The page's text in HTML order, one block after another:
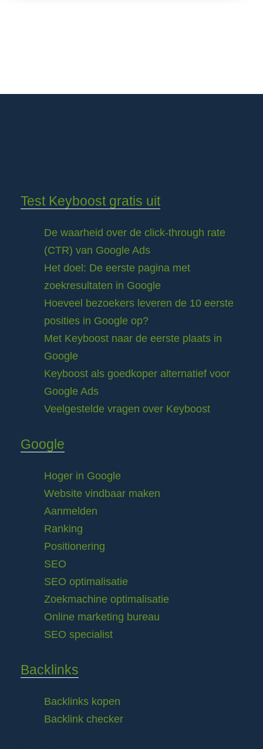
Test Keyboost gratis uit
De waarheid over de click-through rate
(CTR) van Google Ads
Het doel: De eerste pagina met
zoekresultaten in Google
Hoeveel bezoekers leveren de 10 eerste
posities in Google op?
Met Keyboost naar de eerste plaats in
Google
Keyboost als goedkoper alternatief voor
Google Ads
Veelgestelde vragen over Keyboost
Google
Hoger in Google
Website vindbaar maken
Aanmelden
Ranking
Positionering
SEO
SEO optimalisatie
Zoekmachine optimalisatie
Online marketing bureau
SEO specialist
Backlinks
Backlinks kopen
Backlink checker